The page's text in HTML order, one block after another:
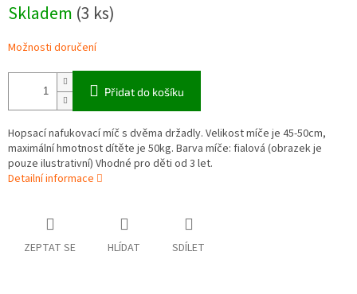
cena:
Skladem (3 ks)
Možnosti doručení
Přidat do košíku
Hopsací nafukovací míč s dvěma držadly. Velikost míče je 45-50cm,
maximální hmotnost dítěte je 50kg. Barva míče: fialová (obrazek je
pouze ilustrativní) Vhodné pro děti od 3 let.
Detailní informace
ZEPTAT SE HLÍDAT SDÍLET